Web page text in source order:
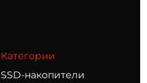
Категории
SSD-накопители